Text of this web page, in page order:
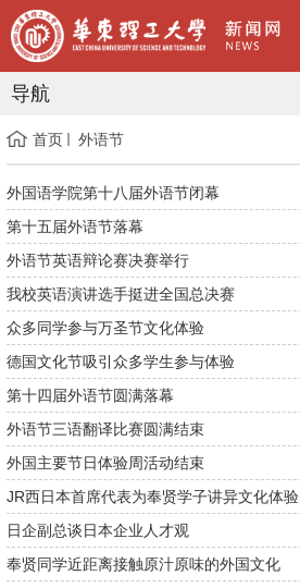
导航
首页 外语节
外国语学院第十八届外语节闭幕
第十五届外语节落幕
外语节英语辩论赛决赛举行
我校英语演讲选手挺进全国总决赛
众多同学参与万圣节文化体验
德国文化节吸引众多学生参与体验
第十四届外语节圆满落幕
外语节三语翻译比赛圆满结束
外国主要节日体验周活动结束
JR西日本首席代表为奉贤学子讲异文化体验
日企副总谈日本企业人才观
奉贤同学近距离接触原汁原味的外国文化